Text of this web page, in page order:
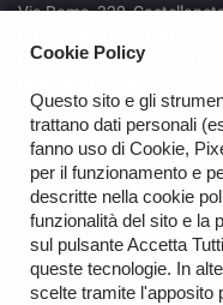
Via Roma, 320,
Registro delle imprese: TA
Copyright © 2026
Cookie Policy
Questo sito e gli
trattano dati personali
fanno uso di Cookie,
per il funzionamento e
descritte nella cookie
funzionalità del sito e la
sul pulsante Accetta
queste tecnologie. In
scelte tramite l'apposito